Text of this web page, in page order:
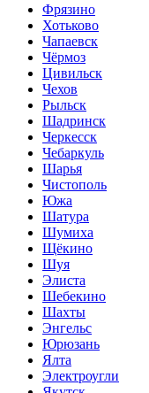
Фрязино
Хотьково
Чапаевск
Чёрмоз
Цивильск
Чехов
Рыльск
Шадринск
Черкесск
Чебаркуль
Шарья
Чистополь
Южа
Шатура
Шумиха
Щёкино
Шуя
Элиста
Шебекино
Шахты
Энгельс
Юрюзань
Ялта
Электроугли